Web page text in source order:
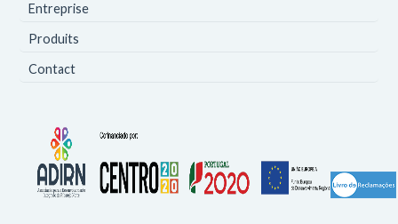
Entreprise
Produits
Contact